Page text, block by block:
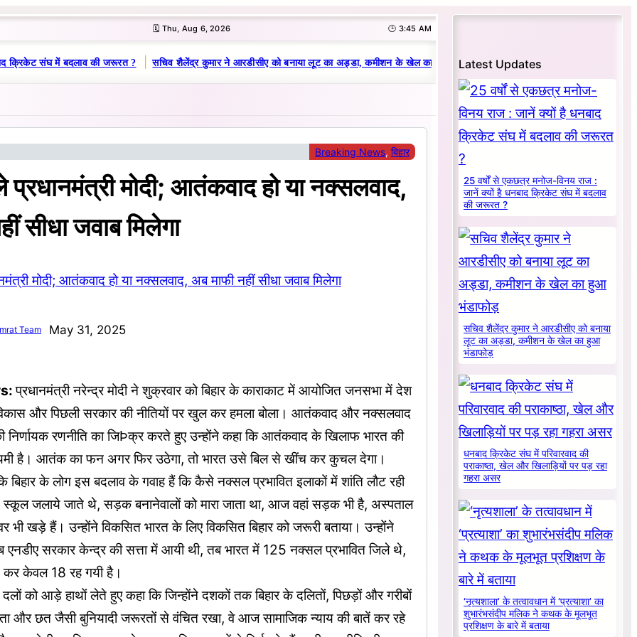
🗓️ Thu, Aug 6, 2026 🕒 3:45 AM
क्रिकेट संघ में बदलाव की जरूरत ? | सचिव शैलेंद्र कुमार ने आरडीसीए को बनाया लूट का अड्डा, कमीशन के खेल का हुआ भंडाफोड़ | धनबाद क्रिकेट संघ में परिवारवाद की
Breaking News, बिहार
प्रधानमंत्री मोदी; आतंकवाद हो या नक्सलवाद,
सीधा जवाब मिलेगा
Team May 31, 2025
प्रधानमंत्री नरेन्द्र मोदी ने शुक्रवार को बिहार के काराकाट में आयोजित जनसभा में देश
विकास और पिछली सरकार की नीतियों पर खुल कर हमला बोला। आतंकवाद और नक्सलवाद
रणनीति का जिÞक्र करते हुए उन्होंने कहा कि आतंकवाद के खिलाफ भारत की
है। आतंक का फन अगर फिर उठेगा, तो भारत उसे बिल से खींच कर कुचल देगा।
बिहार के लोग इस बदलाव के गवाह हैं कि कैसे नक्सल प्रभावित इलाकों में शांति लौट रही
स्कूल जलाये जाते थे, सड़क बनानेवालों को मारा जाता था, आज वहां सड़क भी है, अस्पताल
भी खड़े हैं। उन्होंने विकसित भारत के लिए विकसित बिहार को जरूरी बताया। उन्होंने
सरकार केन्द्र की सत्ता में आयी थी, तब भारत में 125 नक्सल प्रभावित जिले थे,
केवल 18 रह गयी है।
दलों को आड़े हाथों लेते हुए कहा कि जिन्होंने दशकों तक बिहार के दलितों, पिछड़ों और गरीबों
और छत जैसी बुनियादी जरूरतों से वंचित रखा, वे आज सामाजिक न्याय की बातें कर रहे
Latest Updates
25 वर्षों से एकछत्र मनोज-विनय राज :
जानें क्यों है धनबाद क्रिकेट संघ में बदलाव
की जरूरत ?
सचिव शैलेंद्र कुमार ने आरडीसीए को बनाया
लूट का अड्डा, कमीशन के खेल का हुआ
भंडाफोड़
धनबाद क्रिकेट संघ में परिवारवाद की
पराकाष्ठा, खेल और खिलाड़ियों पर पड़ रहा
गहरा असर
‘नृत्यशाला’ के तत्वावधान में ‘प्रत्याशा’ का
शुभारंभसंदीप मलिक ने कथक के मूलभूत
प्रशिक्षण के बारे में बताया